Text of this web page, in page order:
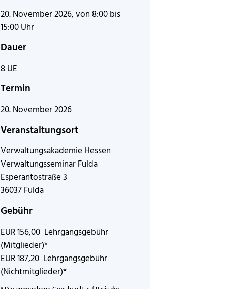
20. November 2026, von 8:00 bis
15:00 Uhr
Dauer
8 UE
Termin
20. November 2026
Veranstaltungsort
Verwaltungsakademie Hessen
Verwaltungsseminar Fulda
Esperantostraße 3
36037 Fulda
Gebühr
EUR 156,00 Lehrgangsgebühr
(Mitglieder)*
EUR 187,20 Lehrgangsgebühr
(Nichtmitglieder)*